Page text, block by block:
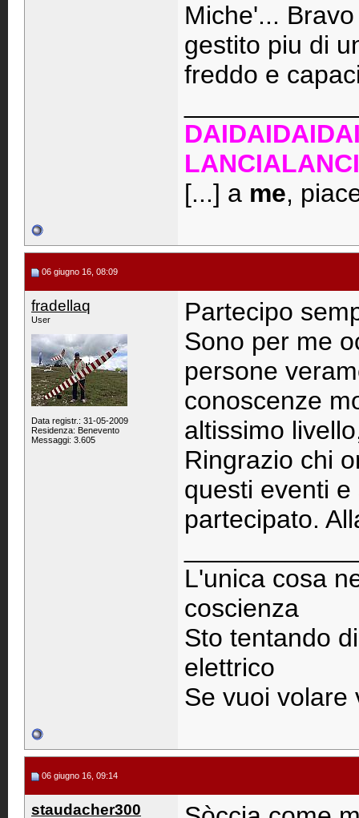
Miche'...
gestito piu di
freddo e
[...] a me,
06 giugno 16, 08:09
fradellaq
User
Data registr.: 31-05-2009
Residenza: Benevento
Messaggi: 3.605
Partecipo
Sono per me
persone
conoscenze
altissimo
Ringrazio chi
questi eventi
partecipato.
L'unica cosa
coscienza
Sto tentando
elettrico
Se vuoi volare
06 giugno 16, 09:14
staudacher300